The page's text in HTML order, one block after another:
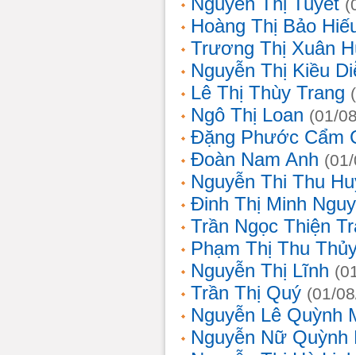
Hoàng Thị Bảo
Trương Thị Xuân
Nguyễn Thị Kiều
Lê Thị Thùy Trang
Ngô Thị Loan (01/
Đặng Phước Cẩm
Đoàn Nam Anh
Nguyễn Thi Thu
Đinh Thị Minh
Trần Ngọc Thiện
Phạm Thị Thu
Nguyễn Thị Lĩnh
Trần Thị Quý (01/
Nguyễn Lê Quỳnh
Nguyễn Nữ